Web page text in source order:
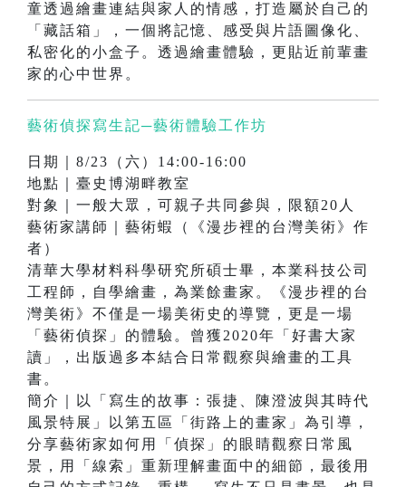
童透過繪畫連結與家人的情感，打造屬於自己的
「藏話箱」，一個將記憶、感受與片語圖像化、
私密化的小盒子。透過繪畫體驗，更貼近前輩畫
家的心中世界。
藝術偵探寫生記─藝術體驗工作坊
日期｜8/23（六）14:00-16:00
地點｜臺史博湖畔教室
對象｜一般大眾，可親子共同參與，限額20人
藝術家講師｜藝術蝦（《漫步裡的台灣美術》作
者）
清華大學材料科學研究所碩士畢，本業科技公司
工程師，自學繪畫，為業餘畫家。《漫步裡的台
灣美術》不僅是一場美術史的導覽，更是一場
「藝術偵探」的體驗。曾獲2020年「好書大家
讀」，出版過多本結合日常觀察與繪畫的工具
書。
簡介｜以「寫生的故事：張捷、陳澄波與其時代
風景特展」以第五區「街路上的畫家」為引導，
分享藝術家如何用「偵探」的眼睛觀察日常風
景，用「線索」重新理解畫面中的細節，最後用